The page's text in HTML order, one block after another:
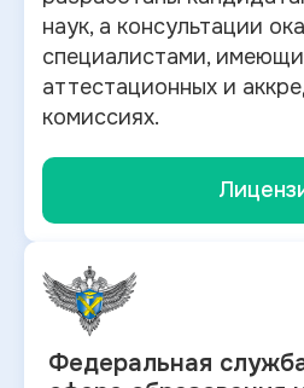
наук, а консультации
специалистами,
аттестационных и
комиссиях.
Федеральная